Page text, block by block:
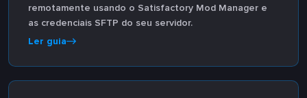
remotamente usando o Satisfactory Mod Manager e
as credenciais SFTP do seu servidor.
Ler guia